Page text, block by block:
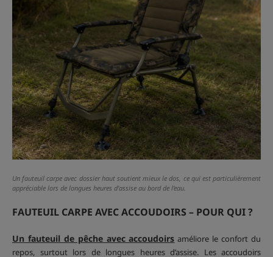
Un fauteuil carpe avec dossier haut soutient mieux le dos, ce qui est particulièrement
appréciable lors de longues heures d’assise au bord de l’eau.
FAUTEUIL CARPE AVEC ACCOUDOIRS – POUR QUI ?
Un fauteuil de pêche avec accoudoirs améliore le confort du
repos, surtout lors de longues heures d’assise. Les accoudoirs